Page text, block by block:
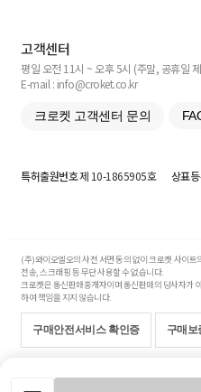
고객센터
평일 오전 11시 ~ 오후 5시 (주말, 공휴일
E-mail : info@croket.co.kr
크로켓 고객센터 문의
특허출원번호제 10-1865905호 상표
(주)와이오엘오의 사전 서면 동의 없이 크로켓 사이
전송, 스크래핑 등 무단 사용할 수 없습니다.
크로켓은 통신판매중개자이며 통신판매의 당사자가
하여 책임을 지지 않습니다.
구매안전서비스 확인증 구매보